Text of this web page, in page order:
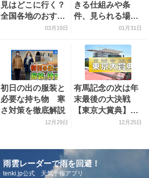
見はどこに行く？
全国各地のおすす
め桜スポットをご
03月19日
きる仕組みや条
件、見られる場所
01月31日
初日の出の服装と
必要な持ち物 寒
さ対策を徹底解説
12月29日
有馬記念の次は年
末最後の大決戦
【東京大賞典】
関東の天気との関
12月25日
雨雲レーダーで雨を回避！
tenki.jp公式 天気予報アプリ